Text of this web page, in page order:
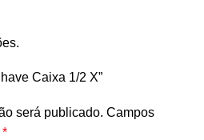
Caixa 1/2 X”
será publicado. Campos
*